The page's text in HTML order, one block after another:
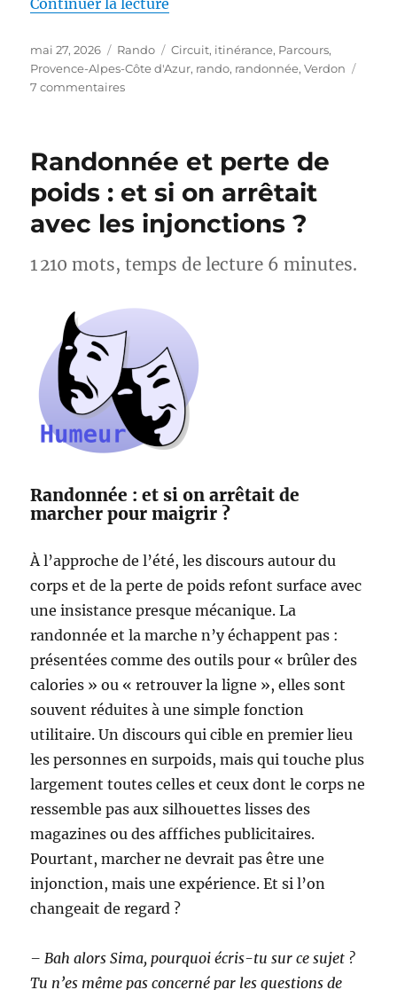
Publié
le
mai 27, 2026 Catégories
Rando Étiquettes
Circuit, itinérance, Parcours,
Provence-Alpes-Côte d'Azur, rando, randonnée,Verdon
7 commentairessur
autour
Lac
d’Esparron
–
de-
Provence
Randonnée et perte de
poids : et si on arrêtait
avec les injonctions ?
1 210 mots, temps de lecture 6 minutes.
Randonnée : et si on arrêtait de
marcher pour maigrir ?
À l’approche de l’été, les discours autour du
corps et de la perte de poids refont surface avec
une insistance presque mécanique. La
randonnée et la marche n’y échappent pas :
présentées comme des outils pour « brûler des
calories » ou « retrouver la ligne », elles sont
souvent réduites à une simple fonction
utilitaire. Un discours qui cible en premier lieu
les personnes en surpoids, mais qui touche plus
largement toutes celles et ceux dont le corps ne
ressemble pas aux silhouettes lisses des
magazines ou des afffiches publicitaires.
Pourtant, marcher ne devrait pas être une
injonction, mais une expérience. Et si l’on
changeait de regard ?
– Bah alors Sima, pourquoi écris-tu sur ce sujet ?
Tu n’es même pas concerné par les questions de